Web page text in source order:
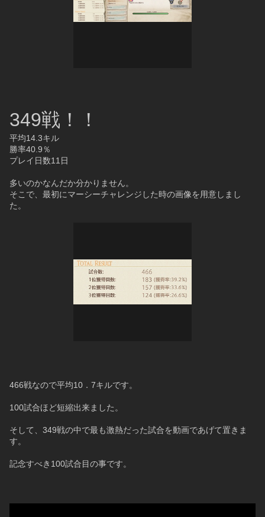
349戦！！
平均14.3キル
勝率40.9％
プレイ日数11日
多いのかなんだか分かりません。
そこで、最初にマーシーチャレンジした時の画像を用意しまし
た。
466戦なので平均10．7キルです。
100試合ほど短縮出来ました。
そして、349戦の中で最も激熱だった試合を動画であげて置きま
す。
記念すべき100試合目の事です。